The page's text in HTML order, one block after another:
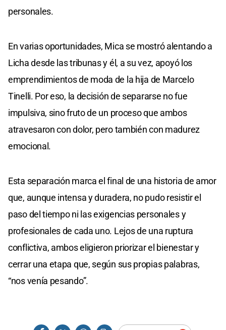
personales.
En varias oportunidades, Mica se mostró alentando a
Licha desde las tribunas y él, a su vez, apoyó los
emprendimientos de moda de la hija de Marcelo
Tinelli. Por eso, la decisión de separarse no fue
impulsiva, sino fruto de un proceso que ambos
atravesaron con dolor, pero también con madurez
emocional.
Esta separación marca el final de una historia de amor
que, aunque intensa y duradera, no pudo resistir el
paso del tiempo ni las exigencias personales y
profesionales de cada uno. Lejos de una ruptura
conflictiva, ambos eligieron priorizar el bienestar y
cerrar una etapa que, según sus propias palabras,
“nos venía pesando”.